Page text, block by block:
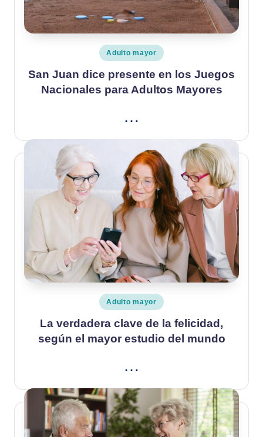
Publicado
en
Adulto mayor
San Juan dice presente en los Juegos
Nacionales para Adultos Mayores
…
Publicado
en
Adulto mayor
La verdadera clave de la felicidad,
según el mayor estudio del mundo
…